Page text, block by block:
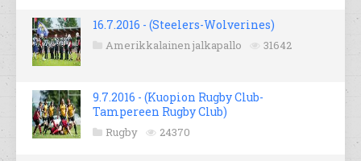
16.7.2016 - (Steelers-Wolverines)
Amerikkalainen jalkapallo 31642
9.7.2016 - (Kuopion Rugby Club-
Tampereen Rugby Club)
Rugby 24370